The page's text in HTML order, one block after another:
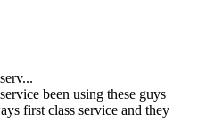
been using these guys
first class service and they